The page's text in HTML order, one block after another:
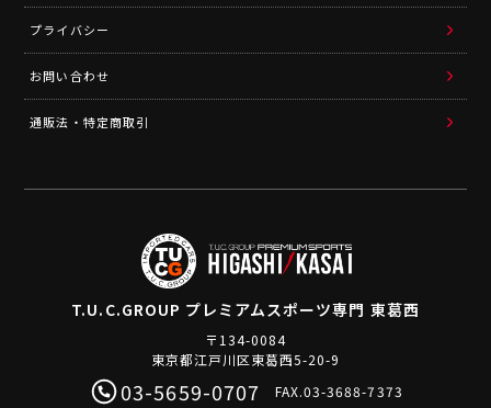
プライバシー
お問い合わせ
通販法・特定商取引
T.U.C.GROUP プレミアムスポーツ専門 東葛西
〒134-0084
東京都江戸川区東葛西5-20-9
03-5659-0707 FAX.03-3688-7373